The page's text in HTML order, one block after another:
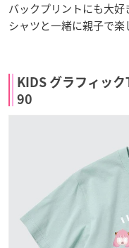
バックプリントにも大
シャツと一緒に親子で楽
KIDS グラフィッ
90